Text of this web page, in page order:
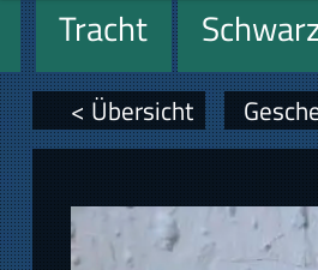
Tracht
Geschenke
< Übersicht